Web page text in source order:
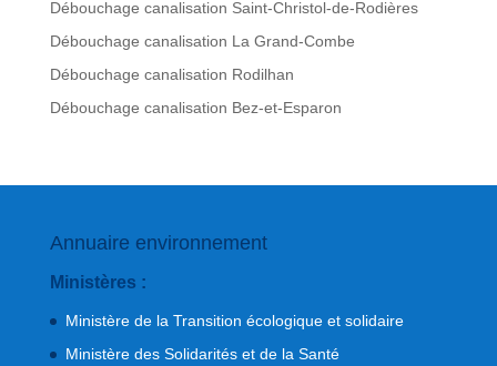
Débouchage canalisation Saint-Christol-de-Rodières
Débouchage canalisation La Grand-Combe
Débouchage canalisation Rodilhan
Débouchage canalisation Bez-et-Esparon
Annuaire environnement
Ministères :
Ministère de la Transition écologique et solidaire
Ministère des Solidarités et de la Santé